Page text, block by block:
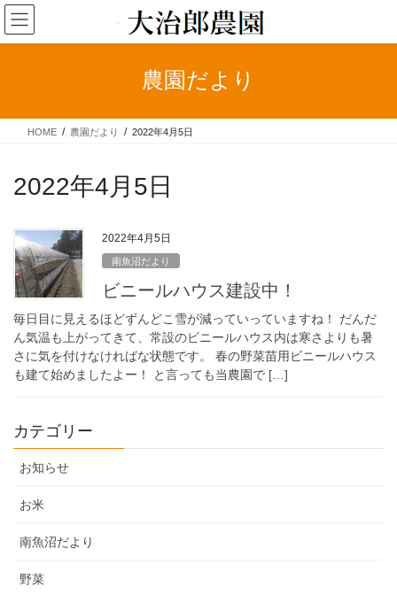
コ
ン
テ
ス
ナ
ビ
ゲ
ン
農園だより
HOME 農園だより 2022年4月5日
2022年4月5日
2022年4月5日
南魚沼だより
ビニールハウス建設中！
毎日目に見えるほどずんどこ雪が減っていっていますね！ だんだ
ん気温も上がってきて、常設のビニールハウス内は寒さよりも暑
さに気を付けなければな状態です。 春の野菜苗用ビニールハウス
も建て始めましたよー！ と言っても当農園で […]
カテゴリー
お知らせ
お米
南魚沼だより
野菜